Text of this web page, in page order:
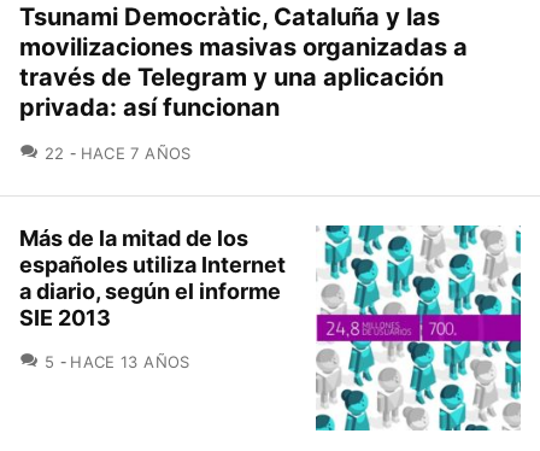
Tsunami Democràtic, Cataluña y las
movilizaciones masivas organizadas a
través de Telegram y una aplicación
privada: así funcionan
22 COMENTARIOS
HACE 7 AÑOS
Más de la mitad de los
españoles utiliza Internet
a diario, según el informe
SIE 2013
5 COMENTARIOS
HACE 13 AÑOS